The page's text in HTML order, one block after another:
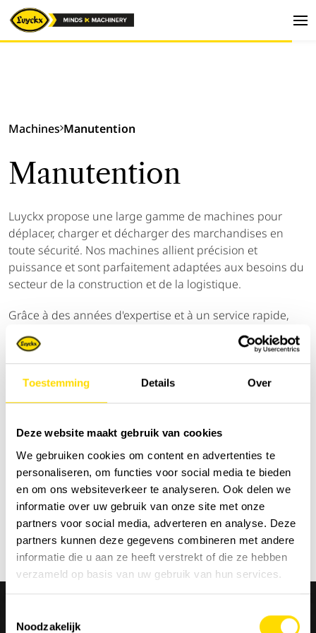
Toestemming Details Over
Deze website maakt gebruik van cookies
We gebruiken cookies om content en advertenties te
personaliseren, om functies voor social media te bieden
en om ons websiteverkeer te analyseren. Ook delen we
informatie over uw gebruik van onze site met onze
partners voor social media, adverteren en analyse. Deze
partners kunnen deze gegevens combineren met andere
informatie die u aan ze heeft verstrekt of die ze hebben
verzameld op basis van uw gebruik van hun services.
Noodzakelijk
Machines Manutention
Manutention
Luyckx propose une large gamme de machines pour
déplacer, charger et décharger des marchandises en
toute sécurité. Nos machines allient précision et
puissance et sont parfaitement adaptées aux besoins du
secteur de la construction et de la logistique.
Grâce à des années d'expertise et à un service rapide,
nous garantissons une disponibilité maximale. Qu'il
s'agisse de grues de chargement de camions, de grues
de couverture, de systèmes de conteneurs ou de grues
mobiles, nous offrons la bonne solution pour chaque défi
de manutention.
Trier par: